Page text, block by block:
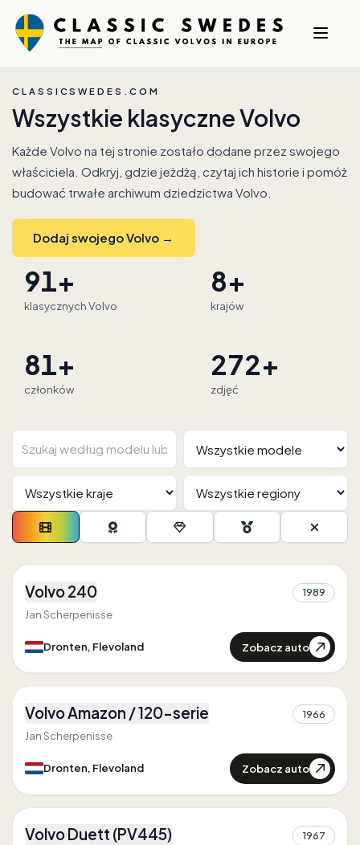
CLASSICSWEDES.COM
Wszystkie klasyczne Volvo
Każde Volvo na tej stronie zostało dodane przez swojego
właściciela. Odkryj, gdzie jeżdżą, czytaj ich historie i pomóż
budować trwałe archiwum dziedzictwa Volvo.
Dodaj swojego Volvo →
91+
klasycznych Volvo
8+
krajów
81+
członków
272+
zdjęć
Pierwszy wFlevoland
Jedyny w
Flevoland
0
Volvo 240
1989
Jan Scherpenisse
Dronten, Flevoland Zobacz auto
Pierwszy wFlevoland
Jedyny w
Flevoland
0
4
Volvo Amazon / 120-serie
1966
Jan Scherpenisse
Dronten, Flevoland Zobacz auto
1
4
Volvo Duett (PV445)
1967